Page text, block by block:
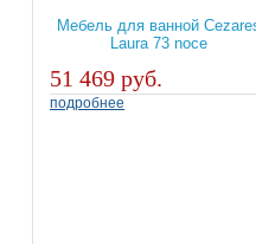
Мебель для ванной
Laura 73 noce
51 469 руб.
подробнее